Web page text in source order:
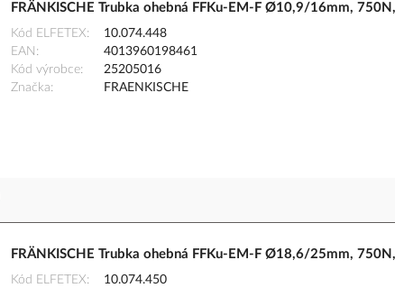
FRÄNKISCHE Trubka ohebná FFKu-EM-F Ø10,9/16mm,
Kód ELFETEX
10.074.448
EAN
4013960198461
Kód výrobce
25205016
Značka
FRAENKISCHE
FRÄNKISCHE Trubka ohebná FFKu-EM-F Ø18,6/25mm,
Kód ELFETEX
10.074.450